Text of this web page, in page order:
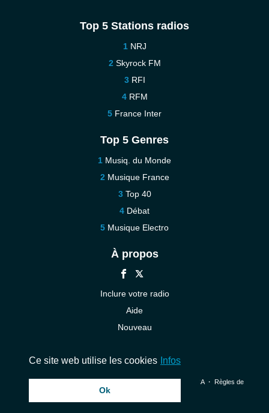
Top 5 Stations radios
NRJ
Skyrock FM
RFI
RFM
France Inter
Top 5 Genres
Musiq. du Monde
Musique France
Top 40
Débat
Musique Electro
À propos
Inclure votre radio
Aide
Nouveau
DMCA・ Règles de
Ce site web utilise les cookies Infos
Ok